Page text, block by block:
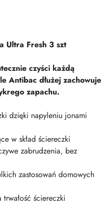
Ultra Fresh 3 szt
czyści każdą
Antibac dłużej zachowuje
zapachu.
dzięki napyleniu jonami
w skład ściereczki
zabrudzenia, bez
zastosowań domowych
ściereczki